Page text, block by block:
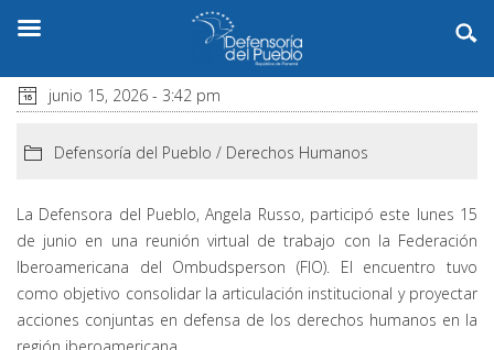
junio 15, 2026 - 3:42 pm
Defensoría del Pueblo / Derechos Humanos
La Defensora del Pueblo, Angela Russo, participó este lunes 15
de junio en una reunión virtual de trabajo con la Federación
Iberoamericana del Ombudsperson (FIO). El encuentro tuvo
como objetivo consolidar la articulación institucional y proyectar
acciones conjuntas en defensa de los derechos humanos en la